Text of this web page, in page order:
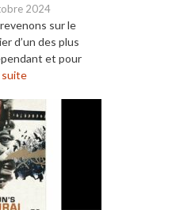
2024
sur le
d’un des plus
et pour
suite